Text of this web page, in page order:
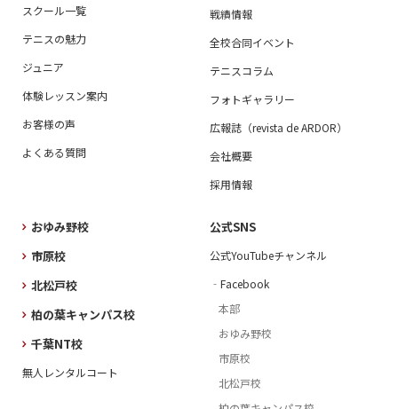
スクール一覧
テニスの魅力
ジュニア
体験レッスン案内
お客様の声
よくある質問
戦績情報
全校合同イベント
テニスコラム
フォトギャラリー
広報誌（revista de ARDOR）
会社概要
採用情報
おゆみ野校
市原校
北松戸校
柏の葉キャンパス校
千葉NT校
無人レンタルコート
公式SNS
公式YouTubeチャンネル
‐Facebook
本部
おゆみ野校
市原校
北松戸校